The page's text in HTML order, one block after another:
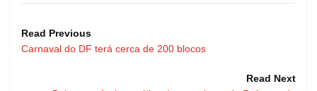
Read Previous
Carnaval do DF terá cerca de 200 blocos
Read Next